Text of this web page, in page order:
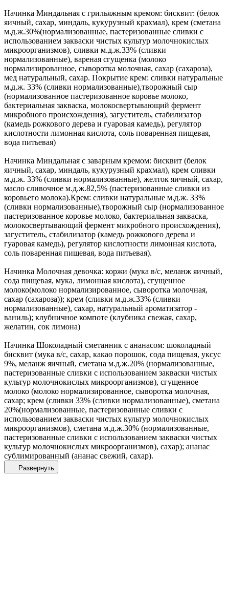
Начинка Миндальная с грильяжным кремом: бисквит: (белок
яичный, сахар, миндаль, кукурузный крахмал), крем (сметана
м.д.ж.30%(нормализованные, пастеризованные сливки с
использованием закваски чистых культур молочнокислых
микроорганизмов), сливки м.д.ж.33% (сливки
нормализованные), вареная сгущенка (молоко
нормализированное, сыворотка молочная, сахар (сахароза),
мед натуральный, сахар. Покрытие крем: сливки натуральные
м.д.ж. 33% (сливки нормализованные),творожный сыр
(нормализованное пастеризованное коровье молоко,
бактериальная закваска, молокосвертывающий фермент
микробного происхождения), загуститель, стабилизатор
(камедь рожкового дерева и гуаровая камедь), регулятор
кислотности лимонная кислота, соль поваренная пищевая,
вода питьевая)
Начинка Миндальная с заварным кремом: бисквит (белок
яичный, сахар, миндаль, кукурузный крахмал), крем сливки
м.д.ж. 33% (сливки нормализованные), желток яичный, сахар,
масло сливочное м.д.ж.82,5% (пастеризованные сливки из
коровьего молока).Крем: сливки натуральные м.д.ж. 33%
(сливки нормализованные),творожный сыр (нормализованное
пастеризованное коровье молоко, бактериальная закваска,
молокосвертывающий фермент микробного происхождения),
загуститель, стабилизатор (камедь рожкового дерева и
гуаровая камедь), регулятор кислотности лимонная кислота,
соль поваренная пищевая, вода питьевая).
Начинка Молочная девочка: коржи (мука в/с, меланж яичный,
сода пищевая, мука, лимонная кислота), сгущенное
молоко(молоко нормализированное, сыворотка молочная,
сахар (сахароза)); крем (сливки м.д.ж.33% (сливки
нормализованные), сахар, натуральный ароматизатор -
ваниль); клубничное компоте (клубника свежая, сахар,
желатин, сок лимона)
Начинка Шоколадный сметанник с ананасом: шоколадный
бисквит (мука в/с, сахар, какао порошок, сода пищевая, уксус
9%, меланж яичный, сметана м.д.ж.20% (нормализованные,
пастеризованные сливки с использованием закваски чистых
культур молочнокислых микроорганизмов), сгущенное
молоко (молоко нормализированное, сыворотка молочная,
сахар; крем (сливки 33% (сливки нормализованные), сметана
20%(нормализованные, пастеризованные сливки с
использованием закваски чистых культур молочнокислых
микроорганизмов), сметана м.д.ж.30% (нормализованные,
пастеризованные сливки с использованием закваски чистых
культур молочнокислых микроорганизмов), сахар); ананас
сублимированный (ананас свежий, сахар).
Развернуть